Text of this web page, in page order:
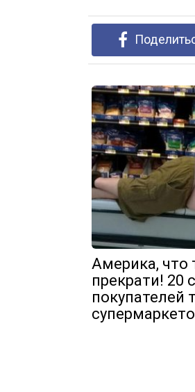
Америка, что
прекрати! 20
покупателей